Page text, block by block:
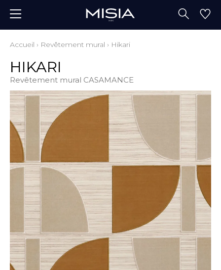
Accueil › Revêtement mural › Hikari
HIKARI
Revêtement mural CASAMANCE